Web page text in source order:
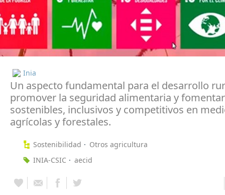
Inia
Un aspecto fundamental para el desarrollo
promover la seguridad alimentaria y
sostenibles, inclusivos y competitivos en
agrícolas y forestales.
Sostenibilidad
Otros agricultura
INIA-CSIC
aecid